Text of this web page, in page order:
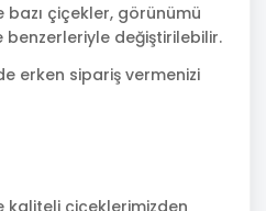
çiçekler, görünümü
değiştirilebilir.
erken sipariş vermenizi
kaliteli çiçeklerimizden